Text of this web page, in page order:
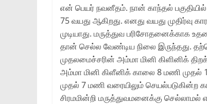
என்‌ பெயர்‌ நவனீதம்‌. நான்‌ காந்தல்‌ பகுதியில்‌
75 வயது ஆகிறது. எனது வயது
முடியாது. மருத்துவ பரிசோதனைக்காக
தான்‌ செல்ல வேண்டிய நிலை இருந்தது.
முதலமைச்சரின்‌ அம்மா மினி கிளினிக்‌
அம்மா மினி கிளீனிக்‌ காலை 8 மணி முதல்‌
முதல்‌ 7 மணி வரையிலும்‌
சிரமமின்றி மருத்துவமனைக்கு செல்லாமல்‌